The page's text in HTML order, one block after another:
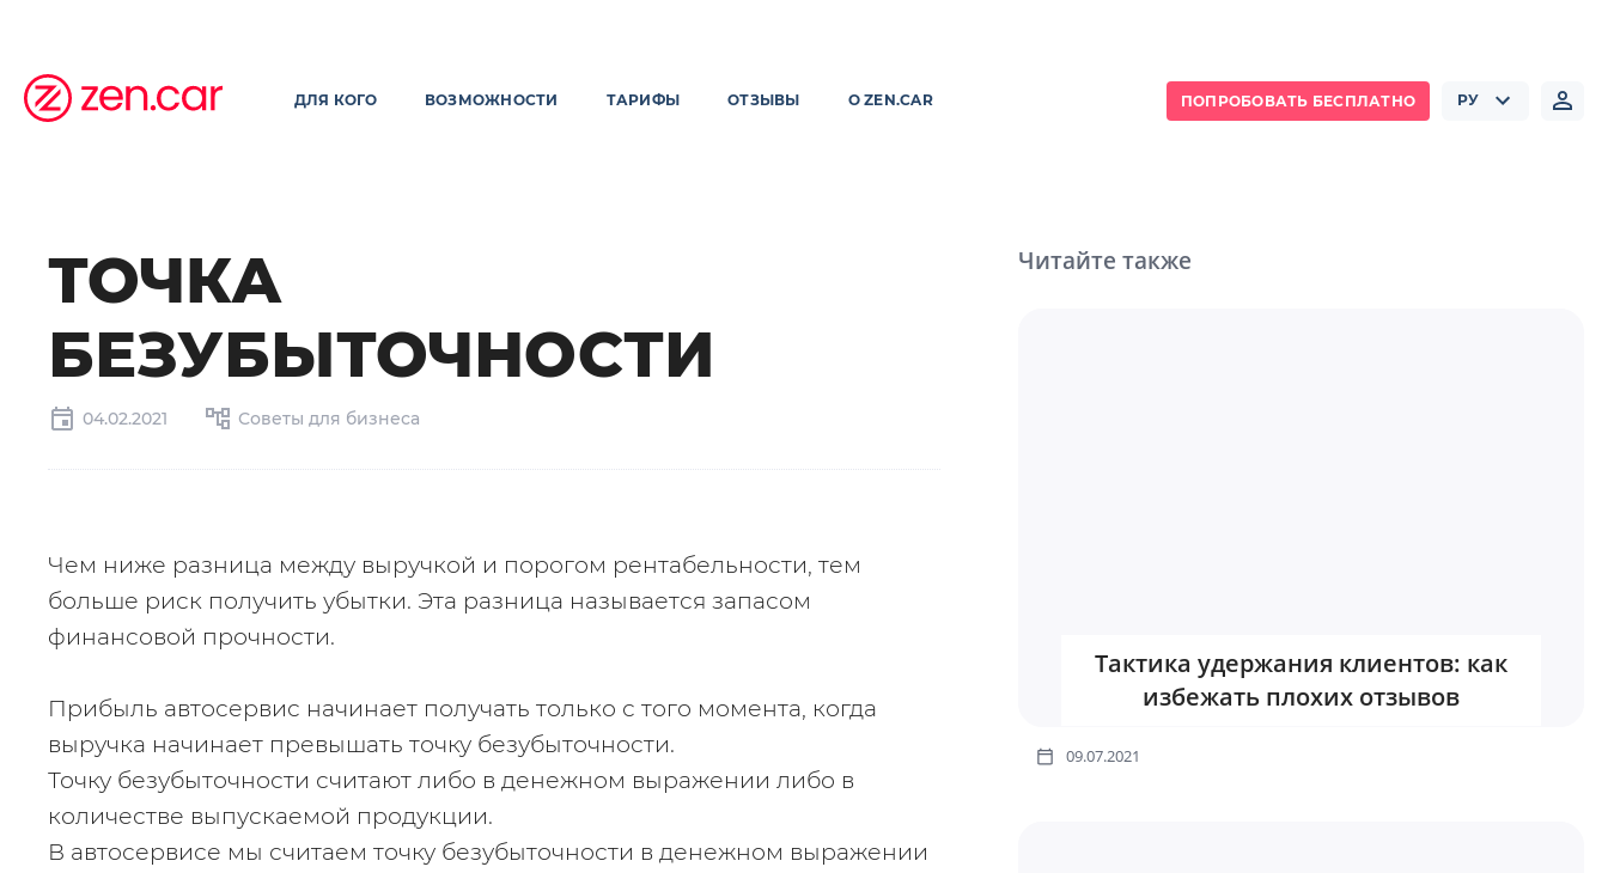
ДЛЯ КОГО ВОЗМОЖНОСТИ ТАРИФЫ ОТЗЫВЫ О ZEN.CAR ПОПРОБОВАТЬ БЕСПЛАТНО РУ
ТОЧКА
БЕЗУБЫТОЧНОСТИ
04.02.2021 Советы для бизнеса
Чем ниже разница между выручкой и порогом рентабельности, тем
больше риск получить убытки. Эта разница называется запасом
финансовой прочности.
Прибыль автосервис начинает получать только с того момента, когда
выручка начинает превышать точку безубыточности.
Точку безубыточности считают либо в денежном выражении либо в
количестве выпускаемой продукции.
В автосервисе мы считаем точку безубыточности в денежном выражении
Читайте также
Тактика удержания клиентов: как
избежать плохих отзывов
09.07.2021